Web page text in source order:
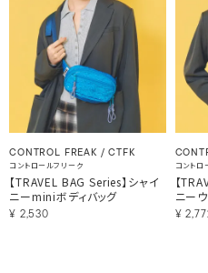
CONTROL FREAK / CTFK
コントロールフリーク
【TRAVEL BAG Series】シャイ
ニーminiボディバッグ
¥ 2,530
コントロ
【
ニー
¥